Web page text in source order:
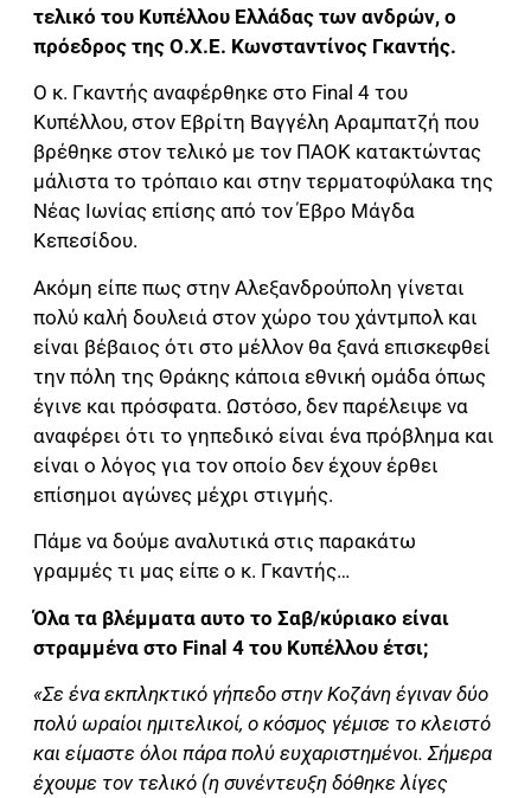
τελικό του Κυπέλλου Ελλάδας των ανδρών, ο
πρόεδρος της Ο.Χ.Ε. Κωνσταντίνος Γκαντής.
Ο κ. Γκαντής αναφέρθηκε στο Final 4 του
Κυπέλλου, στον Εβρίτη Βαγγέλη Αραμπατζή που
βρέθηκε στον τελικό με τον ΠΑΟΚ κατακτώντας
μάλιστα το τρόπαιο και στην τερματοφύλακα της
Νέας Ιωνίας επίσης από τον Έβρο Μάγδα
Κεπεσίδου.
Ακόμη είπε πως στην Αλεξανδρούπολη γίνεται
πολύ καλή δουλειά στον χώρο του χάντμπολ και
είναι βέβαιος ότι στο μέλλον θα ξανά επισκεφθεί
την πόλη της Θράκης κάποια εθνική ομάδα όπως
έγινε και πρόσφατα. Ωστόσο, δεν παρέλειψε να
αναφέρει ότι το γηπεδικό είναι ένα πρόβλημα και
είναι ο λόγος για τον οποίο δεν έχουν έρθει
επίσημοι αγώνες μέχρι στιγμής.
Πάμε να δούμε αναλυτικά στις παρακάτω
γραμμές τι μας είπε ο κ. Γκαντής…
Όλα τα βλέμματα αυτο το Σαβ/κύριακο είναι
στραμμένα στο Final 4 του Κυπέλλου έτσι;
«Σε ένα εκπληκτικό γήπεδο στην Κοζάνη έγιναν δύο
πολύ ωραίοι ημιτελικοί, ο κόσμος γέμισε το κλειστό
και είμαστε όλοι πάρα πολύ ευχαριστημένοι. Σήμερα
έχουμε τον τελικό (η συνέντευξη δόθηκε λίγες